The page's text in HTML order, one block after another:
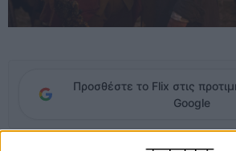
Προσθέστε το Flix στις
Google